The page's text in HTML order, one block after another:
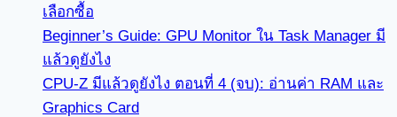
เลือกซื้อ
Beginner’s Guide: GPU Monitor ใน Task Manager มี
แล้วดูยังไง
CPU-Z มีแล้วดูยังไง ตอนที่ 4 (จบ): อ่านค่า RAM และ
Graphics Card